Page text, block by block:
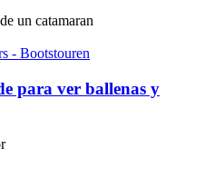
un catamaran
para ver ballenas y